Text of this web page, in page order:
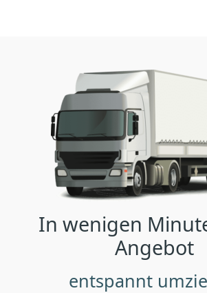
In wenigen
Angebot
entspannt